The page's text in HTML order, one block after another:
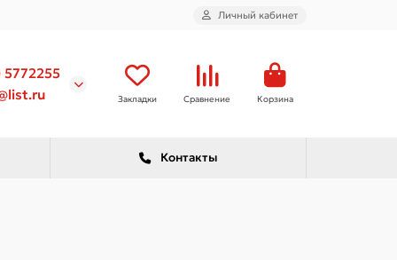
Личный кабинет
5772255
Закладки Сравнение Корзина
Контакты